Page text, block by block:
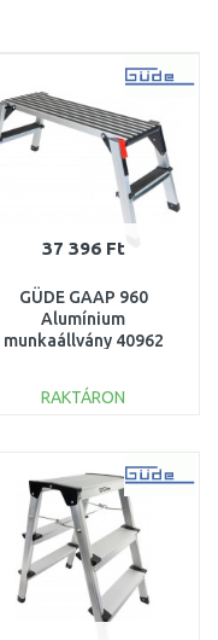
37 396 Ft
GÜDE GAAP 960
Alumínium
munkaállvány 40962
RAKTÁRON
Összehasonlítás